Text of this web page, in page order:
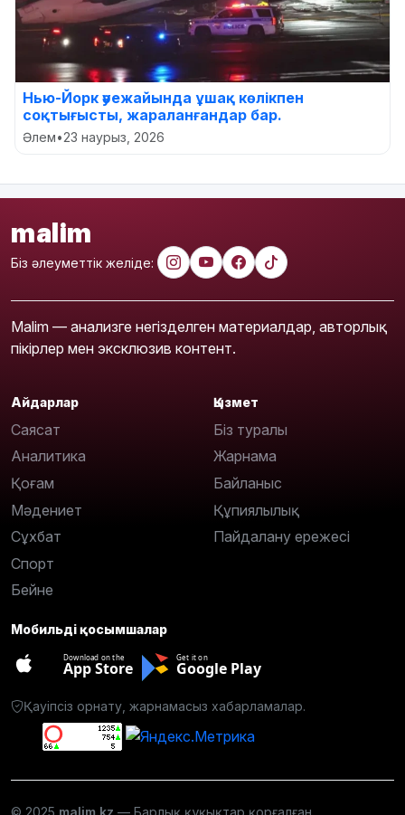
Нью-Йорк әуежайында ұшақ көлікпен
соқтығысты, жараланғандар бар.
Әлем•23 наурыз, 2026
malim
Біз әлеуметтік желіде:
Malim — анализге негізделген материалдар, авторлық
пікірлер мен эксклюзив контент.
Айдарлар
Саясат
Аналитика
Қоғам
Мәдениет
Сұхбат
Спорт
Бейне
Қызмет
Біз туралы
Жарнама
Байланыс
Құпиялылық
Пайдалану ережесі
Мобильді қосымшалар
Download on the
App Store
Get it on
Google Play
Қауіпсіз орнату, жарнамасыз хабарламалар.
© 2025 malim.kz — Барлық құқықтар қорғалған.